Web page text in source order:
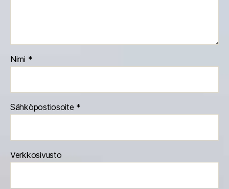
Nimi *
Sähköpostiosoite *
Verkkosivusto